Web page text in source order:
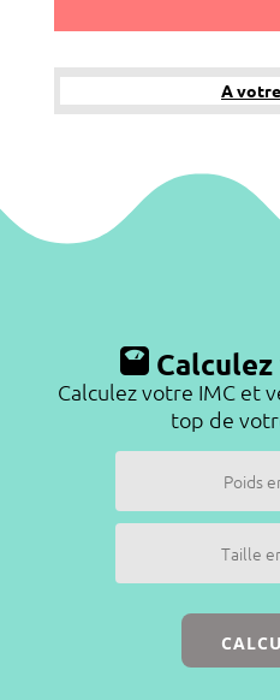
A
Calculez
Calculez votre IMC et
top de